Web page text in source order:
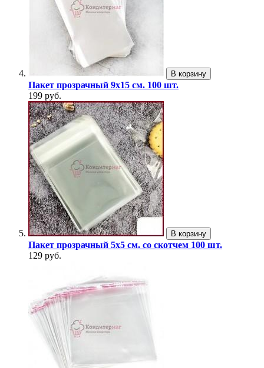
В корзину
Пакет прозрачный 9х15 см. 100 шт.
199 руб.
В корзину
Пакет прозрачный 5х5 см. со скотчем 100 шт.
129 руб.